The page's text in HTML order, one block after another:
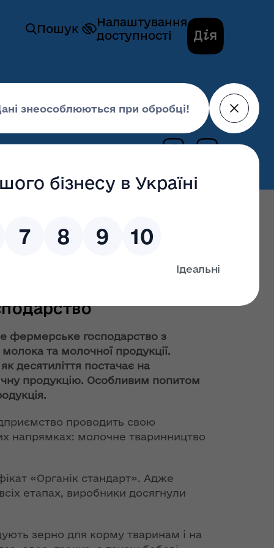
Пошук
Налаштування
доступності
фермерське господарство з
та молочної продукції.
десятиліття постачає на
продукцію. Особливим попитом
проводить свою
напрямках: молочне тваринництво
«Органік стандарт». Адже
етапах, виробники досягнули
зерно для корму тваринам і на